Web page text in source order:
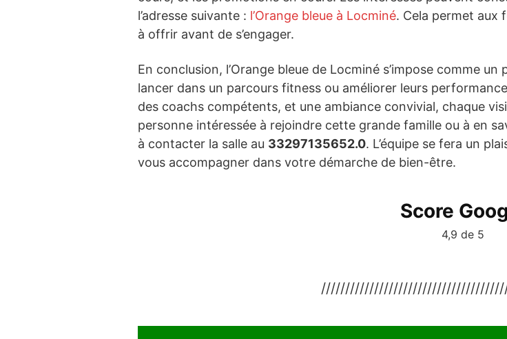
l’adresse suivante : l’Orange bleue à Locminé. Cela permet aux
à offrir avant de s’engager.
En conclusion, l’Orange bleue de Locminé s’impose comme
lancer dans un parcours fitness ou améliorer leurs
des coachs compétents, et une ambiance convivial, chaque
personne intéressée à rejoindre cette grande famille ou à en
à contacter la salle au 33297135652.0. L’équipe se fera un
vous accompagner dans votre démarche de bien-être.
Score
4,9 de 5